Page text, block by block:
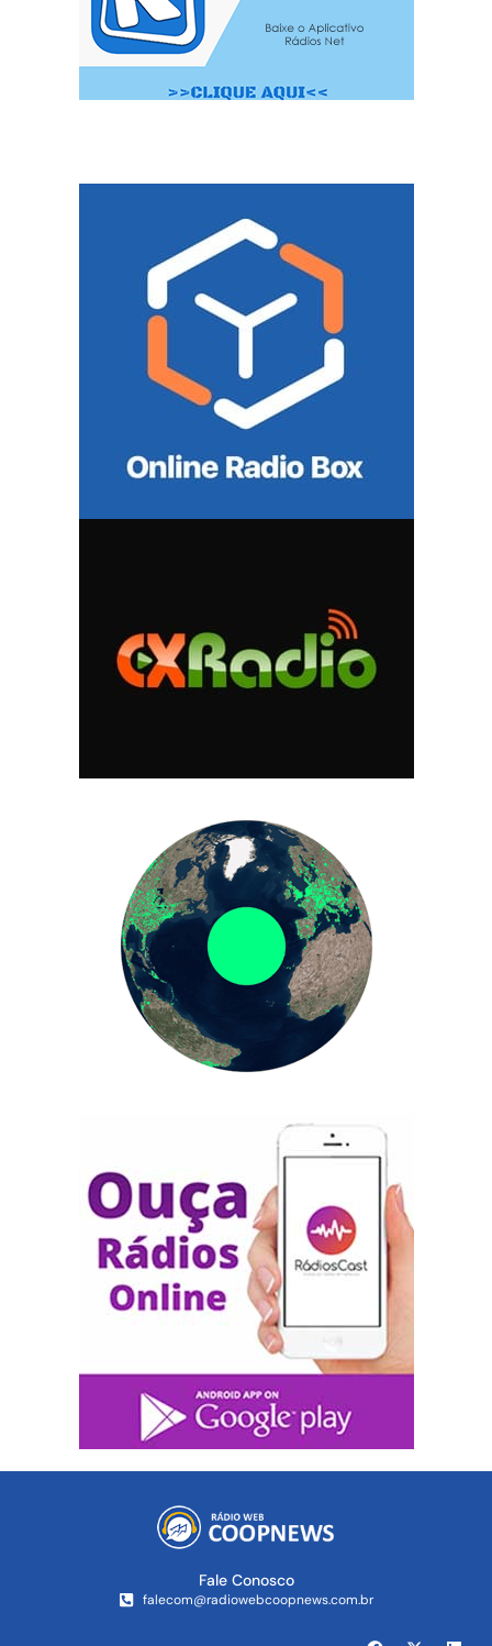
Fale Conosco
falecom@radiowebcoopnews.com.br